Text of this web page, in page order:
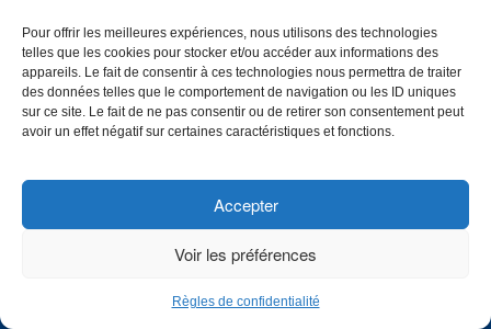
Pour offrir les meilleures expériences, nous utilisons des technologies
telles que les cookies pour stocker et/ou accéder aux informations des
appareils. Le fait de consentir à ces technologies nous permettra de traiter
des données telles que le comportement de navigation ou les ID uniques
sur ce site. Le fait de ne pas consentir ou de retirer son consentement peut
avoir un effet négatif sur certaines caractéristiques et fonctions.
Accepter
Voir les préférences
Règles de confidentialité
bloc F
Le Collège de
Maisonneuve
a inauguré
CHOISISSEZ UN PROFIL